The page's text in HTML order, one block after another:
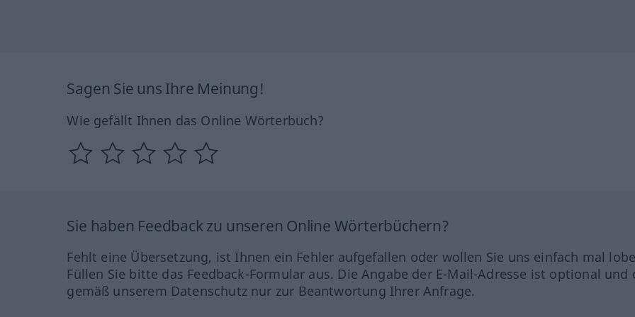
Sagen Sie uns Ihre Meinung!
Wie gefällt Ihnen das Online Wörterbuch?
Sie haben Feedback zu unseren Online Wörterbüchern?
Fehlt eine Übersetzung, ist Ihnen ein Fehler aufgefallen oder wollen Sie uns einfach mal
Füllen Sie bitte das Feedback-Formular aus. Die Angabe der E-Mail-Adresse ist optional und
gemäß unserem Datenschutz nur zur Beantwortung Ihrer Anfrage.